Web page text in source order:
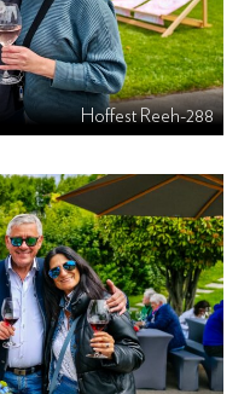
Hoffest Reeh-288